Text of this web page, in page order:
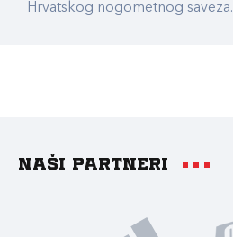
Hrvatskog nogometnog saveza.
Naši partneri